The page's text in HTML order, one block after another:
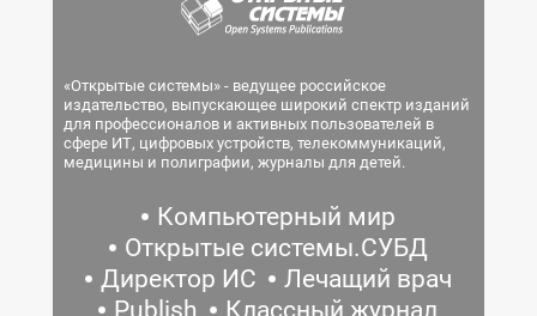
«Открытые системы» - ведущее российское
издательство, выпускающее широкий спектр изданий
для профессионалов и активных пользователей в
сфере ИТ, цифровых устройств, телекоммуникаций,
медицины и полиграфии, журналы для детей.
Компьютерный мир
Открытые системы.СУБД
Директор ИС
Лечащий врач
Publish
Классный журнал